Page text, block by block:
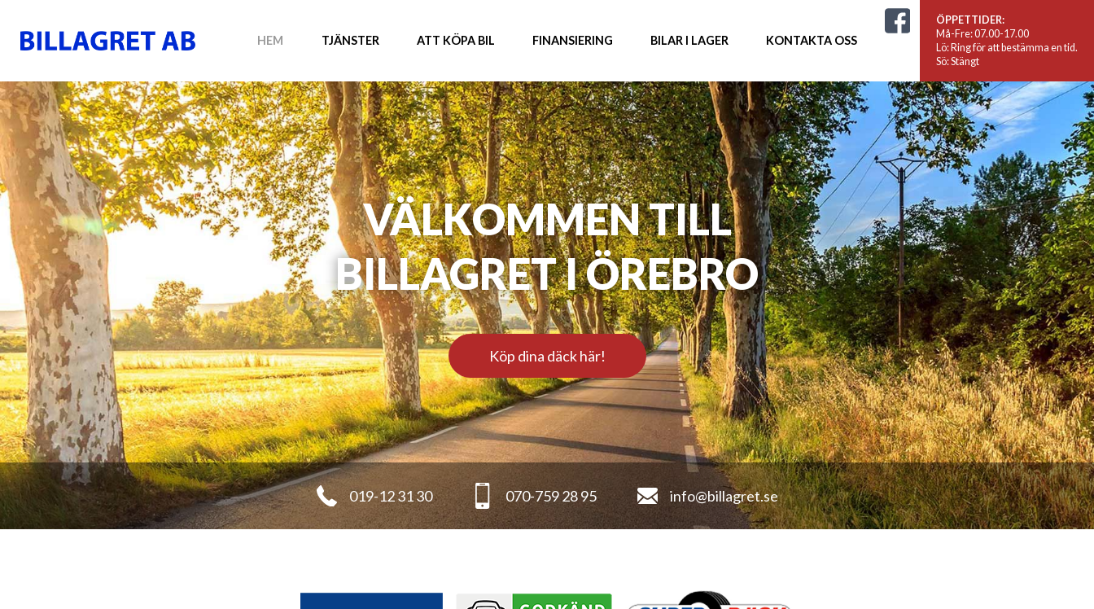
HEM TJÄNSTER ATT KÖPA BIL FINANSIERING BILAR I LAGER KONTAKTA OSS
ÖPPETTIDER:
Må-Fre: 07.00-17.00
Lö: Ring för att bestämma en tid.
Sö: Stängt
VÄLKOMMEN TILL
BILLAGRET I ÖREBRO
Köp dina däck här!
019-12 31 30 070-759 28 95 info@billagret.se